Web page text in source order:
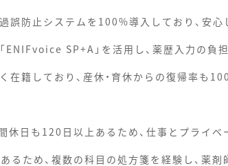
誤防止システムを100%導入しており、安心
SP+A」を活用し、薬歴入力の負
籍しており、産休・育休からの復帰率も
休日も120日以上あるため、仕事とプライベ
るため、複数の科目の処方箋を経験し、薬